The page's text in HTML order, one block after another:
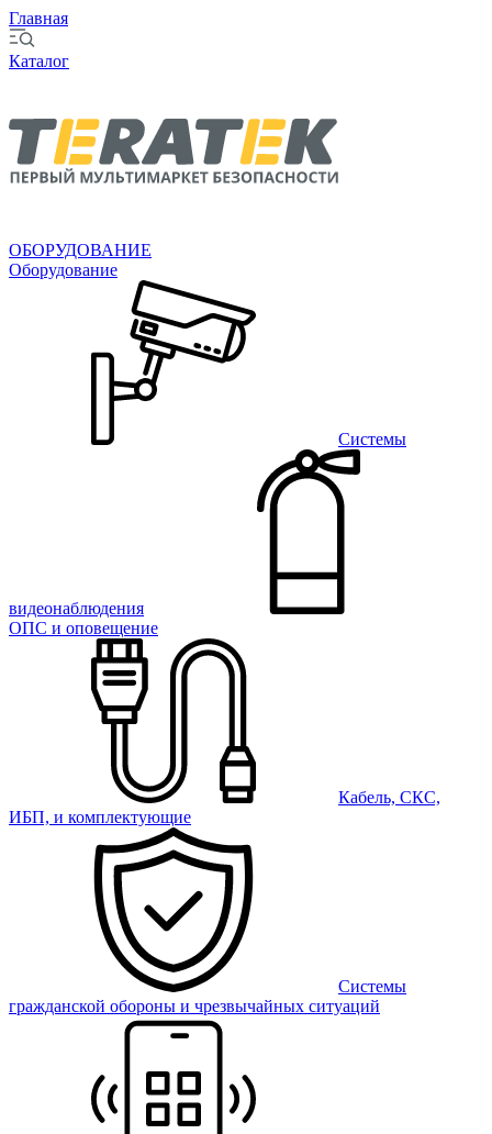
Главная
Каталог
ОБОРУДОВАНИЕ
Оборудование
Системы
видеонаблюдения
ОПС и оповещение
Кабель, СКС,
ИБП, и комплектующие
Системы
гражданской обороны и чрезвычайных ситуаций